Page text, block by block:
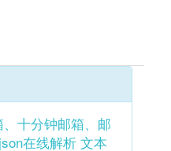
十分钟邮箱、邮
json在线解析 文本